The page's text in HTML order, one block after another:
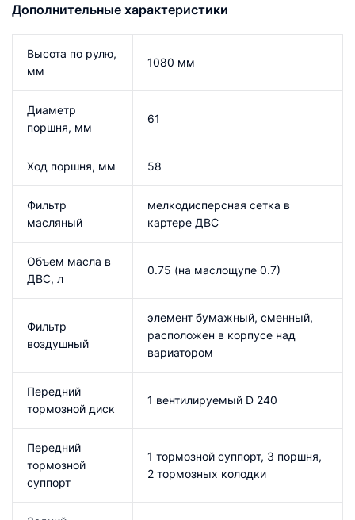
Дополнительные характеристики
Высота по рулю,
мм
1080 мм
Диаметр
поршня, мм
61
Ход поршня, мм 58
Фильтр
масляный
мелкодисперсная сетка в
картере ДВС
Объем масла в
ДВС, л
0.75 (на маслощупе 0.7)
Фильтр
воздушный
элемент бумажный, сменный,
расположен в корпусе над
вариатором
Передний
тормозной диск
1 вентилируемый D 240
Передний
тормозной
суппорт
1 тормозной суппорт, 3 поршня,
2 тормозных колодки